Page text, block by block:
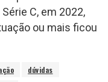
C, em 2022,
ou mais ficou
dúvidas